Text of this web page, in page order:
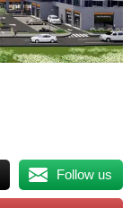
Follow us